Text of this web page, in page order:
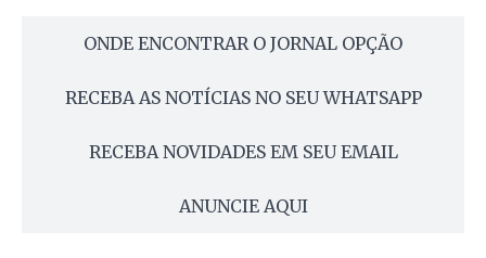
ONDE ENCONTRAR O JORNAL OPÇÃO
RECEBA AS NOTÍCIAS NO SEU WHATSAPP
RECEBA NOVIDADES EM SEU EMAIL
ANUNCIE AQUI